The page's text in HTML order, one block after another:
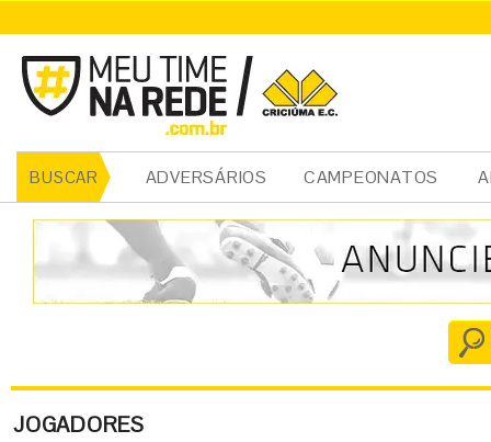
BUSCAR ADVERSÁRIOS CAMPEONATOS
JOGADORES